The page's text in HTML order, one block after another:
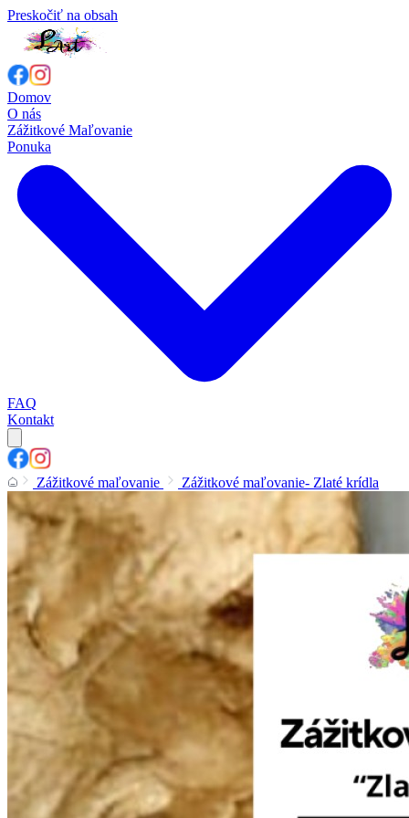
Preskočiť na obsah
Domov
O nás
Zážitkové Maľovanie
Ponuka
FAQ
Kontakt
Zážitkové maľovanie Zážitkové maľovanie- Zlaté krídla